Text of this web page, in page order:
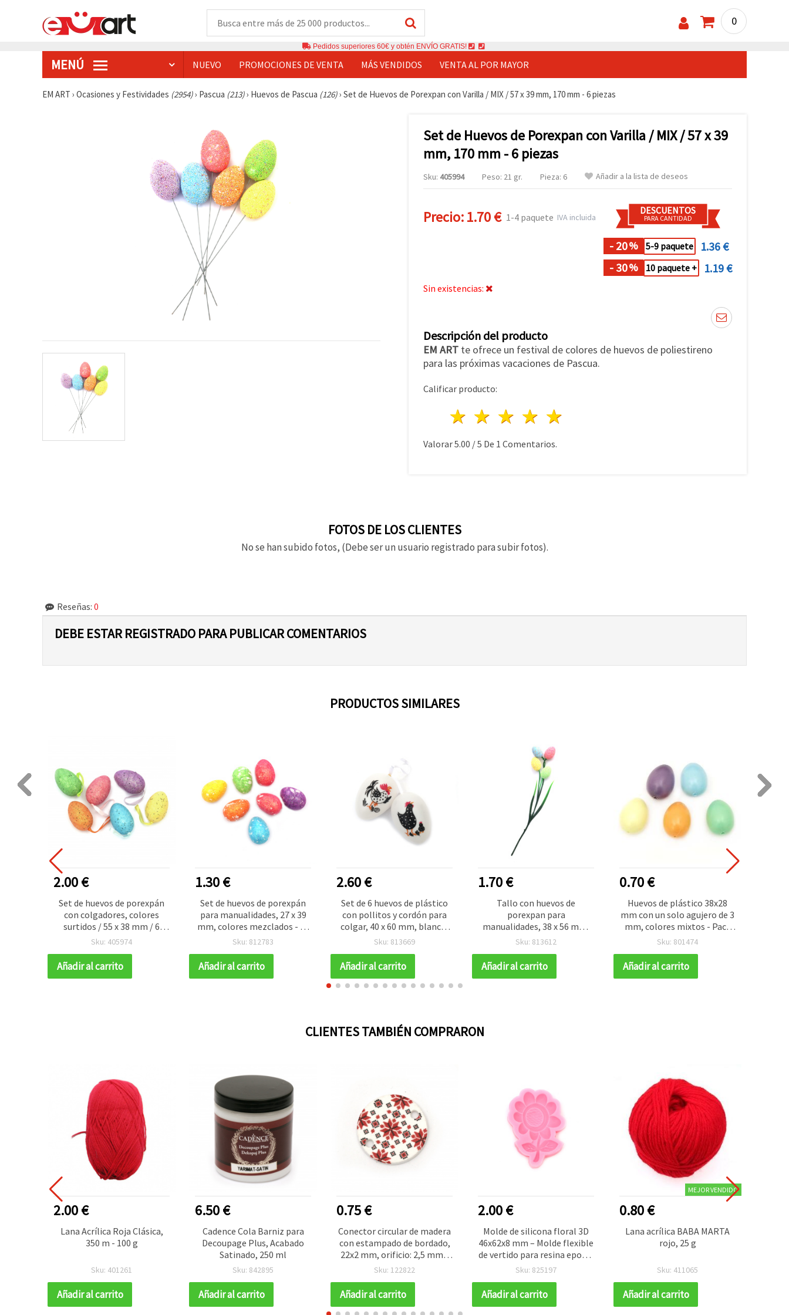
0
Pedidos superiores 60€ y obtén ENVÍO GRATIS!
MENÚ NUEVO PROMOCIONES DE VENTA MÁS VENDIDOS VENTA AL POR MAYOR
EM ART › Ocasiones y Festividades (2954)› Pascua (213)› Huevos de Pascua (126)› Set de Huevos de Porexpan con Varilla / MIX / 57 x 39 mm, 170 mm - 6 piezas
Set de Huevos de Porexpan con Varilla / MIX / 57 x 39
mm, 170 mm - 6 piezas
Sku: 405994 Peso: 21 gr. Pieza: 6 Añadir a la lista de deseos
Precio:1.70 € 1-4 paquete IVA incluida
DESCUENTOS
PARA CANTIDAD
- 20% 5-9 paquete
1.36 €
- 30% 10 paquete + 1.19 €
Sin existencias:
Descripción del producto
EM ART te ofrece un festival de colores de huevos de poliestireno
para las próximas vacaciones de Pascua.
Calificar producto:
4 estrellas
3 estrellas
2 estrellas
1 estrella
Valorar5.00 /5 De 1 Comentarios.
FOTOS DE LOS CLIENTES
No se han subido fotos, (Debe ser un usuario registrado para subir fotos).
Reseñas: 0
DEBE ESTAR REGISTRADO PARA PUBLICAR COMENTARIOS
PRODUCTOS SIMILARES
2.00 €
Set de huevos de porexpán
con colgadores, colores
surtidos / 55 x 38 mm / 6
piezas
Sku: 405974
Añadir al carrito
1.30 €
Set de huevos de porexpán
para manualidades, 27 x 39
mm, colores mezclados - 12
uds
Sku: 812783
Añadir al carrito
2.60 €
Set de 6 huevos de plástico
con pollitos y cordón para
colgar, 40 x 60 mm, blanco,
para manualidades
Sku: 813669
Añadir al carrito
1.70 €
Tallo con huevos de
porexpan para
manualidades, 38 x 56 mm,
500 mm, colores mixtos - 4
Sku: 813612
Añadir al carrito
0.70 €
Huevos de plástico 38x28
mm con un solo agujero de 3
mm, colores mixtos - Pack
de 5 unidades
Sku: 801474
Añadir al carrito
CLIENTES TAMBIÉN COMPRARON
2.00 €
Lana Acrílica Roja Clásica,
350 m - 100 g
Sku: 401261
Añadir al carrito
6.50 €
Cadence Cola Barniz para
Decoupage Plus, Acabado
Satinado, 250 ml
Sku: 842895
Añadir al carrito
0.75 €
Conector circular de madera
con estampado de bordado,
22x2 mm, orificio: 2,5 mm -
10 piezas
Sku: 122822
Añadir al carrito
2.00 €
Molde de silicona floral 3D
46x62x8 mm – Molde flexible
de vertido para resina epoxi y
UV, arcilla polimérica, jabón
manualidades y bisutería DIY
Sku: 825197
Añadir al carrito
MEJOR VENDIDO
0.80 €
Lana acrílica BABA MARTA
rojo, 25 g
Sku: 411065
Añadir al carrito